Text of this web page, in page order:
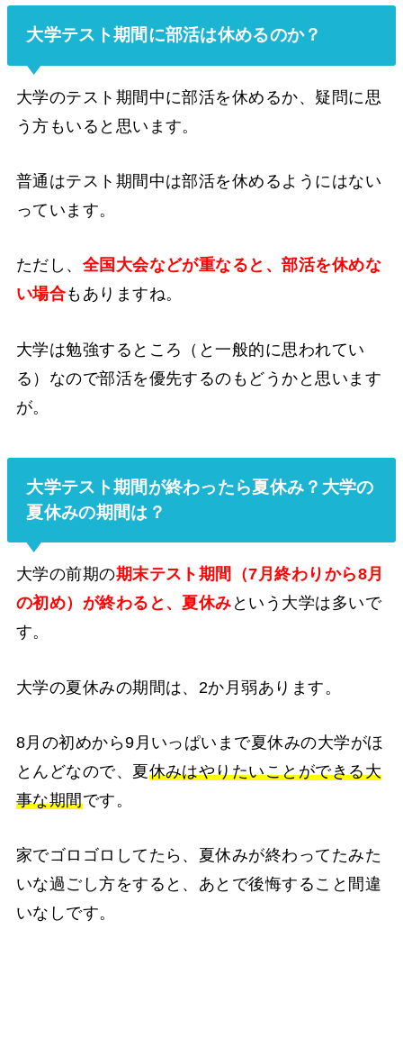
大学テスト期間に部活は休めるのか？
大学のテスト期間中に部活を休めるか、疑問に思
う方もいると思います。
普通はテスト期間中は部活を休めるようにはない
っています。
ただし、 全国大会などが重なると、部活を休めな
い場合もありますね。
大学は勉強するところ（と一般的に思われてい
る）なので部活を優先するのもどうかと思います
が。
大学テスト期間が終わったら夏休み？大学の
夏休みの期間は？
大学の前期の期末テスト期間（7月終わりから8月
の初め）が終わると、夏休みという大学は多いで
す。
大学の夏休みの期間は、2か月弱あります。
8月の初めから9月いっぱいまで夏休みの大学がほ
とんどなので、夏休みはやりたいことができる大
事な期間です。
家でゴロゴロしてたら、夏休みが終わってたみた
いな過ごし方をすると、あとで後悔すること間違
いなしです。